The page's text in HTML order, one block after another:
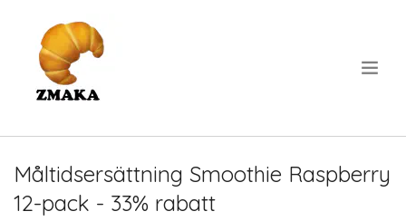
Måltidsersättning Smoothie Raspberry
12-pack - 33% rabatt